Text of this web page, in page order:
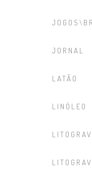
JORNAL
LATÃO
LINÓLEO